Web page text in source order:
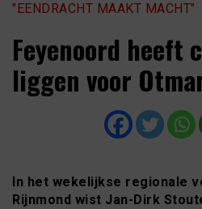
"EENDRACHT MAAKT MACHT"
Feyenoord heeft
liggen voor
In het wekelijkse regionale
Rijnmond wist Jan-Dirk